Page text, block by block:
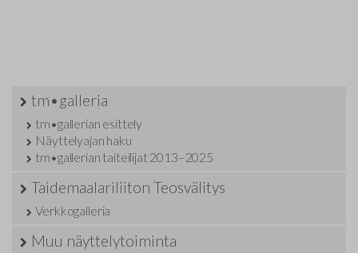
tm•galleria
tm•gallerian esittely
Näyttelyajan haku
tm•gallerian taiteilijat 2013–2025
Taidemaalariliiton Teosvälitys
Verkkogalleria
Muu näyttelytoiminta